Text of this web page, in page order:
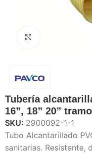
Tubería
16”, 18” 20”
SKU: 2900092-1-1
Tubo Alcantarillado
sanitarias. Resistente,